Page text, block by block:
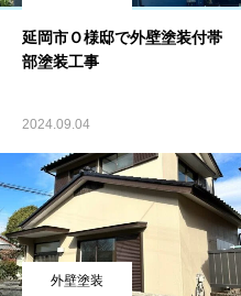
延岡市Ｏ様邸で外壁塗装付帯
部塗装工事
2024.09.04
外壁塗装